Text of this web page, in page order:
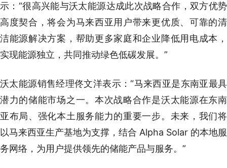
示：“很高兴能与沃太能源达成此次战略合作，双方优势
高度契合，将会为马来西亚用户带来更优质、可靠的清
洁能源解决方案，帮助更多家庭和企业降低用电成本，
实现能源独立，共同推动绿色低碳发展。”
沃太能源销售经理佟文洋表示：“马来西亚是东南亚最具
潜力的储能市场之一。本次战略合作是沃太能源在东南
亚布局、强化本土服务能力的重要一步。未来，我们将
以马来西亚生产基地为支撑，结合 Alpha Solar 的本地服
务网络，为用户提供领先的储能产品与服务。”